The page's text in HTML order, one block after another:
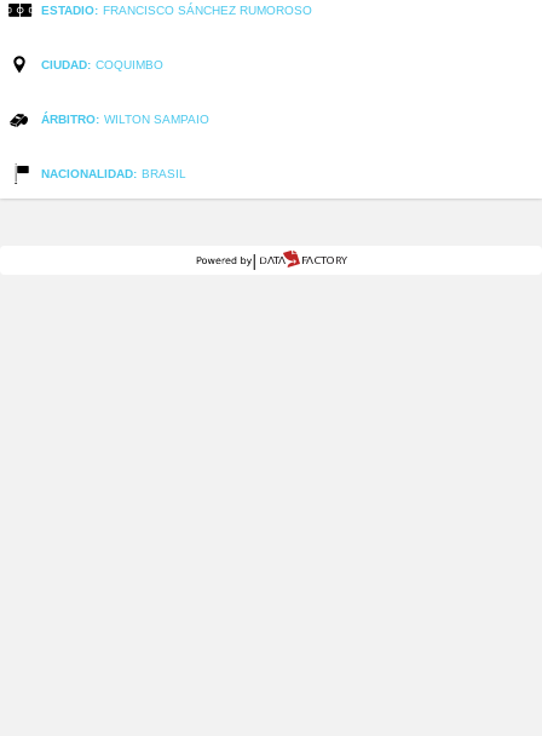
ESTADIO: FRANCISCO SÁNCHEZ RUMOROSO
CIUDAD: COQUIMBO
ÁRBITRO: WILTON SAMPAIO
NACIONALIDAD: BRASIL